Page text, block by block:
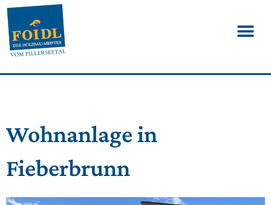
Wohnanlage in
Fieberbrunn